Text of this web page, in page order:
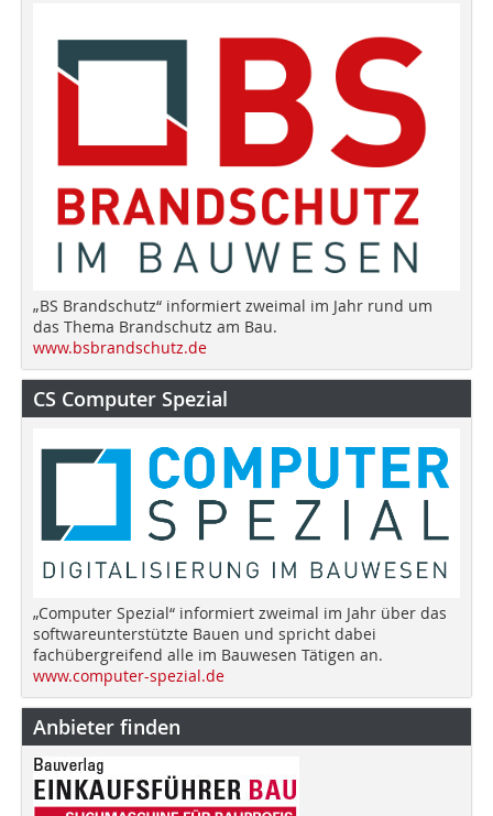
„BS Brandschutz“ informiert zweimal im Jahr rund um
das Thema Brandschutz am Bau.
www.bsbrandschutz.de
CS Computer Spezial
„Computer Spezial“ informiert zweimal im Jahr über das
softwareunterstützte Bauen und spricht dabei
fachübergreifend alle im Bauwesen Tätigen an.
www.computer-spezial.de
Anbieter finden